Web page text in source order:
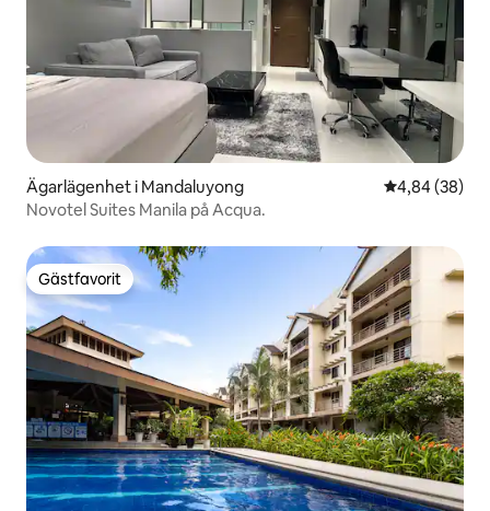
Ägarlägenhet i Mandaluyong 4,84 av 5 i
4,84 (38)
Novotel Suites Manila på Acqua.
Gästfavorit
Gästfavorit